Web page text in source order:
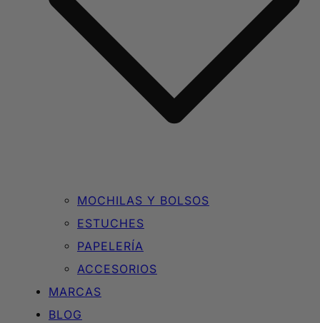
MOCHILAS Y BOLSOS
ESTUCHES
PAPELERÍA
ACCESORIOS
MARCAS
BLOG